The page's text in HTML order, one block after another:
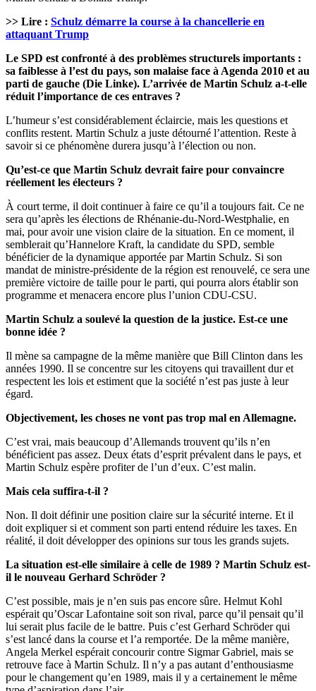
>> Lire : Schulz démarre la course à la chancellerie en
attaquant Trump
Le SPD est confronté à des problèmes structurels importants :
sa faiblesse à l’est du pays, son malaise face à Agenda 2010 et au
parti de gauche (Die Linke). L’arrivée de Martin Schulz a-t-elle
réduit l’importance de ces entraves ?
L’humeur s’est considérablement éclaircie, mais les questions et
conflits restent. Martin Schulz a juste détourné l’attention. Reste à
savoir si ce phénomène durera jusqu’à l’élection ou non.
Qu’est-ce que Martin Schulz devrait faire pour convaincre
réellement les électeurs ?
À court terme, il doit continuer à faire ce qu’il a toujours fait. Ce ne
sera qu’après les élections de Rhénanie-du-Nord-Westphalie, en
mai, pour avoir une vision claire de la situation. En ce moment, il
semblerait qu’Hannelore Kraft, la candidate du SPD, semble
bénéficier de la dynamique apportée par Martin Schulz. Si son
mandat de ministre-présidente de la région est renouvelé, ce sera une
première victoire de taille pour le parti, qui pourra alors établir son
programme et menacera encore plus l’union CDU-CSU.
Martin Schulz a soulevé la question de la justice. Est-ce une
bonne idée ?
Il mène sa campagne de la même manière que Bill Clinton dans les
années 1990. Il se concentre sur les citoyens qui travaillent dur et
respectent les lois et estiment que la société n’est pas juste à leur
égard.
Objectivement, les choses ne vont pas trop mal en Allemagne.
C’est vrai, mais beaucoup d’Allemands trouvent qu’ils n’en
bénéficient pas assez. Deux états d’esprit prévalent dans le pays, et
Martin Schulz espère profiter de l’un d’eux. C’est malin.
Mais cela suffira-t-il ?
Non. Il doit définir une position claire sur la sécurité interne. Et il
doit expliquer si et comment son parti entend réduire les taxes. En
réalité, il doit développer des opinions sur tous les grands sujets.
La situation est-elle similaire à celle de 1989 ? Martin Schulz est-
il le nouveau Gerhard Schröder ?
C’est possible, mais je n’en suis pas encore sûre. Helmut Kohl
espérait qu’Oscar Lafontaine soit son rival, parce qu’il pensait qu’il
lui serait plus facile de le battre. Puis c’est Gerhard Schröder qui
s’est lancé dans la course et l’a remportée. De la même manière,
Angela Merkel espérait concourir contre Sigmar Gabriel, mais se
retrouve face à Martin Schulz. Il n’y a pas autant d’enthousiasme
pour le changement qu’en 1989, mais il y a certainement le même